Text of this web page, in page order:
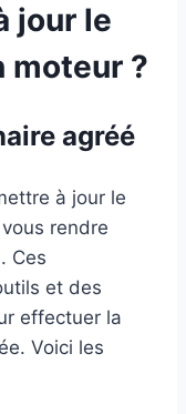
jour le
moteur ?
agréé
à jour le
rendre
Ces
et des
effectuer la
Voici les